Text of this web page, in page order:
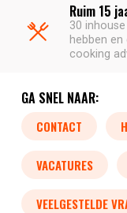
Ruim 15
30
hebben
cooking
GA SNEL NAAR:
CONTACT
VACATURES
VEELGESTELDE